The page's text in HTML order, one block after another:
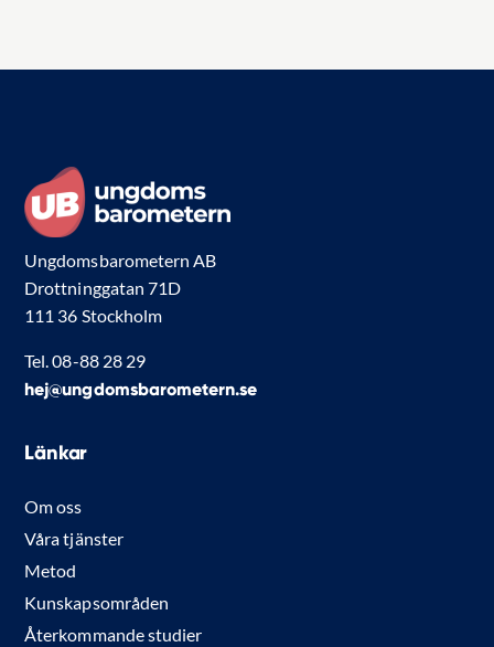
Ungdomsbarometern AB
Drottninggatan 71D
111 36 Stockholm
Tel. 08-88 28 29
hej@ungdomsbarometern.se
Länkar
Om oss
Våra tjänster
Metod
Kunskapsområden
Återkommande studier